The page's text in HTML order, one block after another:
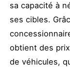
sa capacité à
ses cibles.
obtient des
de véhicules,